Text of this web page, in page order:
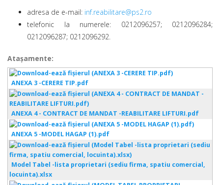
adresa de e-mail: inf.reabilitare@ps2.ro
telefonic la numerele: 0212096257; 0212096284;
0212096287; 0212096292.
Ataşamente:
ANEXA 3 -CERERE TIP.pdf
ANEXA 4 - CONTRACT DE MANDAT -REABILITARE LIFTURI.pdf
ANEXA 5 -MODEL HAGAP (1).pdf
Model Tabel -lista proprietari (sediu firma, spatiu comercial,
locuinta).xlsx